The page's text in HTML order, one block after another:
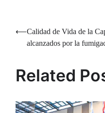
Navegación
⟵Calidad de Vida de la
alcanzados por la
Related